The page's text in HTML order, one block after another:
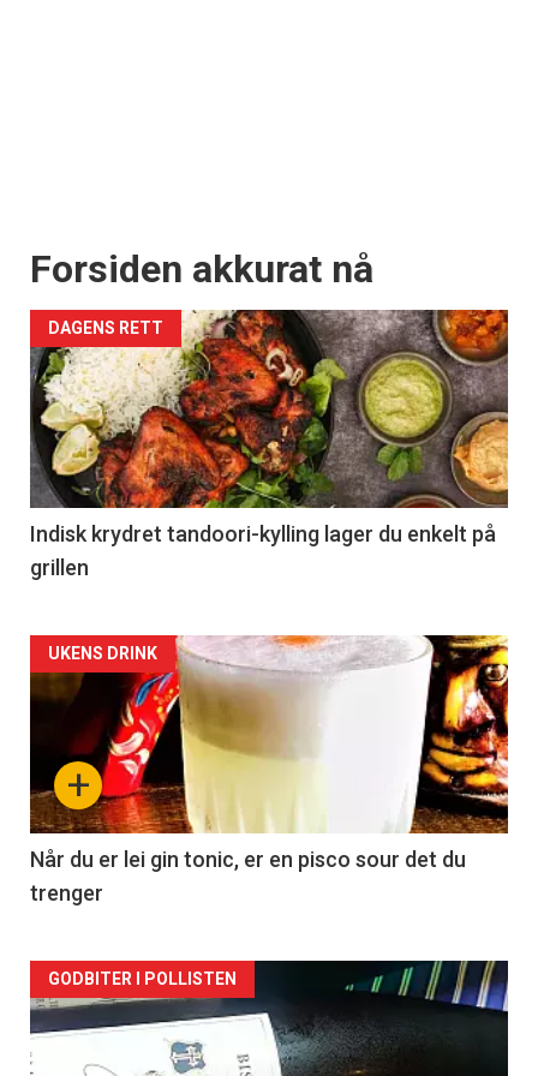
Forsiden akkurat nå
DAGENS RETT
Indisk krydret tandoori-kylling lager du enkelt på
grillen
Forsiden
akkurat
nå
-
2
+
UKENS DRINK
Når du er lei gin tonic, er en pisco sour det du
trenger
Forsiden
akkurat
GODBITER I POLLISTEN